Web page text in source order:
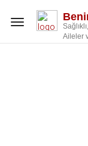
Toggle
Aileler